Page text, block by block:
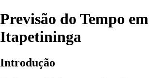
Previsão do Tempo em
Itapetininga
Introdução